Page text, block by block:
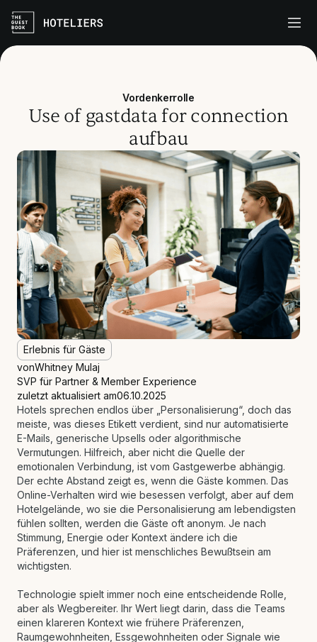
Vordenkerrolle
Use of gastdata for connection
aufbau
Erlebnis für Gäste
vonWhitney Mulaj
SVP für Partner & Member Experience
zuletzt aktualisiert am06.10.2025
Hotels sprechen endlos über „Personalisierung“, doch das
meiste, was dieses Etikett verdient, sind nur automatisierte
E-Mails, generische Upsells oder algorithmische
Vermutungen. Hilfreich, aber nicht die Quelle der
emotionalen Verbindung, ist vom Gastgewerbe abhängig.
Der echte Abstand zeigt es, wenn die Gäste kommen. Das
Online-Verhalten wird wie besessen verfolgt, aber auf dem
Hotelgelände, wo sie die Personalisierung am lebendigsten
fühlen sollten, werden die Gäste oft anonym. Je nach
Stimmung, Energie oder Kontext ändere ich die
Präferenzen, und hier ist menschliches Bewußtsein am
wichtigsten.
Technologie spielt immer noch eine entscheidende Rolle,
aber als Wegbereiter. Ihr Wert liegt darin, dass die Teams
einen klareren Kontext wie frühere Präferenzen,
Raumgewohnheiten, Essgewohnheiten oder Signale wie